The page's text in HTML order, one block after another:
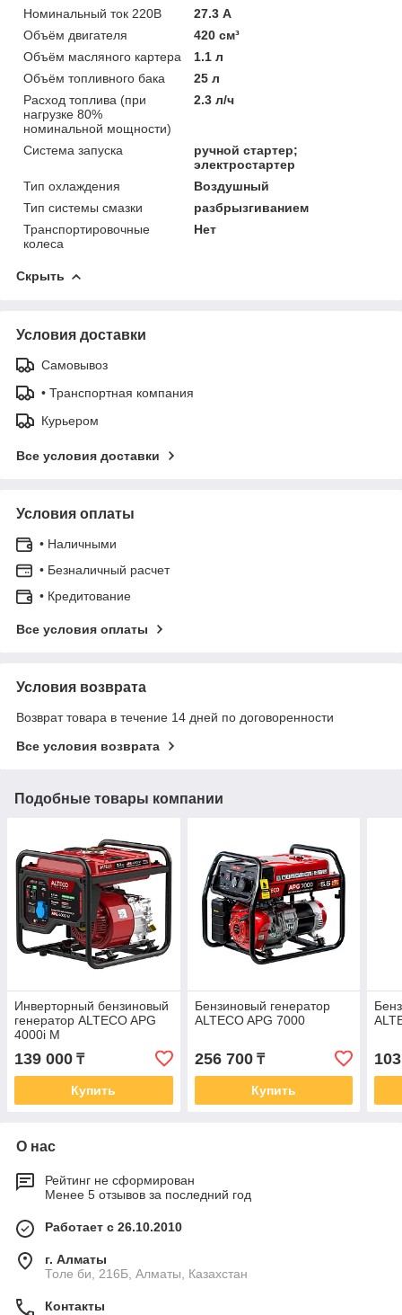
Номинальный ток 220В
27.3 А
Объём двигателя
420 см³
Объём масляного картера
1.1 л
Объём топливного бака
25 л
Расход топлива (при
нагрузке 80%
номинальной мощности)
2.3 л/ч
Система запуска
ручной стартер;
электростартер
Тип охлаждения
Воздушный
Тип системы смазки
разбрызгиванием
Транспортировочные
колеса
Нет
Скрыть
Условия доставки
Самовывоз
• Транспортная компания
Курьером
Все условия доставки
Условия оплаты
• Наличными
• Безналичный расчет
• Кредитование
Все условия оплаты
Условия возврата
Возврат товара в течение 14 дней по договоренности
Все условия возврата
Подобные товары компании
Инверторный бензиновый
генератор ALTECO APG
4000i M
139 000 ₸
Купить
Бензиновый генератор
ALTECO APG 7000
256 700₸
Купить
О нас
Рейтинг не сформирован
Менее 5 отзывов за последний год
Работает с 26.10.2010
г. Алматы
Толе би, 216Б, Алматы, Казахстан
Контакты